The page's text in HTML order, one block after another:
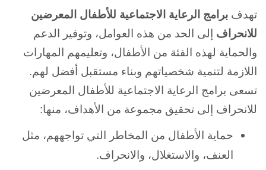
تهدف برامج الرعاية الاجتماعية للأطفال المعرضين
للانحراف إلى الحد من هذه العوامل، وتوفير الدعم
والحماية لهذه الفئة من الأطفال، وتعليمهم المهارات
اللازمة لتنمية شخصياتهم وبناء مستقبل أفضل لهم.
تسعى برامج الرعاية
الاجتماعية للأطفال المعرضين
للانحراف إلى تحقيق مجموعة من الأهداف، منها:
حماية الأطفال من المخاطر التي تواجههم، مثل
العنف، والاستغلال، والانحراف.